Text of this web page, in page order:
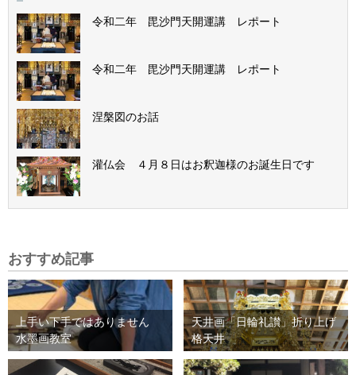
令和二年 毘沙門天開運講 レポート
令和二年 毘沙門天開運講 レポート
涅槃図のお話
灌仏会 ４月８日はお釈迦様のお誕生日です
おすすめ記事
上手い下手ではありません
水墨画教室
天井画「日輪礼讃」折り上げ
格天井